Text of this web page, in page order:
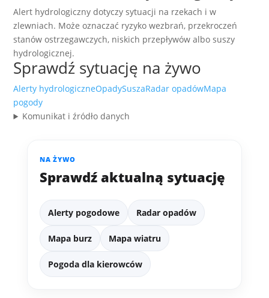
Alert hydrologiczny dotyczy sytuacji na rzekach i w
zlewniach. Może oznaczać ryzyko wezbrań, przekroczeń
stanów ostrzegawczych, niskich przepływów albo suszy
hydrologicznej.
Sprawdź sytuację na żywo
Alerty hydrologiczneOpadySuszaRadar opadówMapa
pogody
Komunikat i źródło danych
NA ŻYWO
Sprawdź aktualną sytuację
Alerty pogodowe Radar opadów
Mapa burz Mapa wiatru
Pogoda dla kierowców